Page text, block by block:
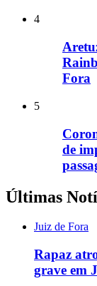
4
Fora
5
de
Últimas
Juiz de Fora
Rapaz
grave em